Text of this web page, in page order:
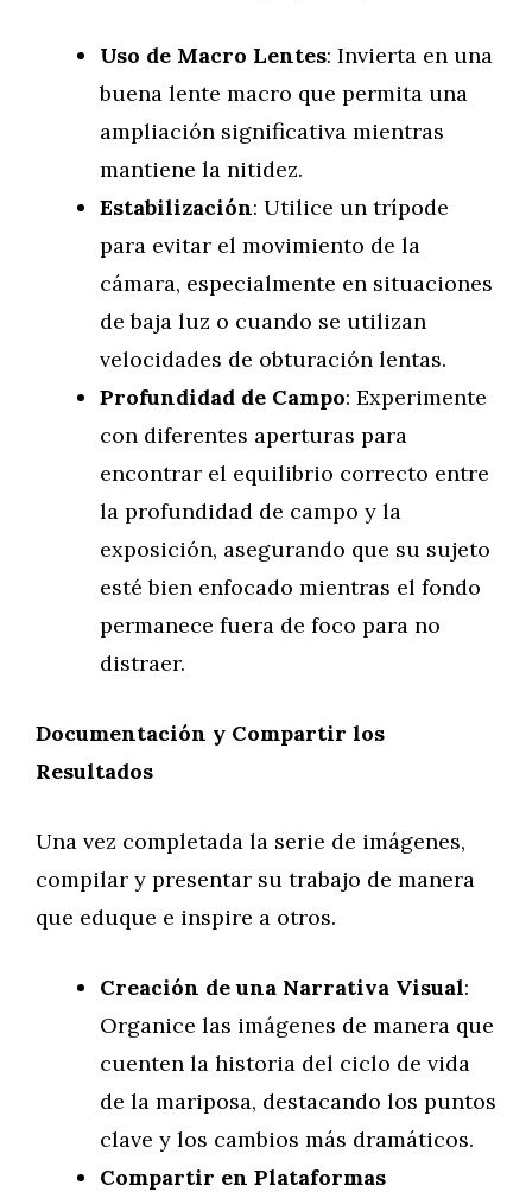
Uso de Macro Lentes: Invierta en una
buena lente macro que permita una
ampliación significativa mientras
mantiene la nitidez.
Estabilización: Utilice un trípode
para evitar el movimiento de la
cámara, especialmente en situaciones
de baja luz o cuando se utilizan
velocidades de obturación lentas.
Profundidad de Campo: Experimente
con diferentes aperturas para
encontrar el equilibrio correcto entre
la profundidad de campo y la
exposición, asegurando que su sujeto
esté bien enfocado mientras el fondo
permanece fuera de foco para no
distraer.
Documentación y Compartir los
Resultados
Una vez completada la serie de imágenes,
compilar y presentar su trabajo de manera
que eduque e inspire a otros.
Creación de una Narrativa Visual:
Organice las imágenes de manera que
cuenten la historia del ciclo de vida
de la mariposa, destacando los puntos
clave y los cambios más dramáticos.
Compartir en Plataformas